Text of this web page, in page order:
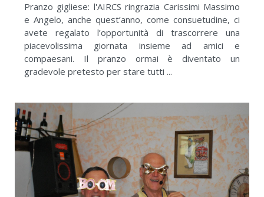
Pranzo gigliese: l'AIRCS ringrazia Carissimi Massimo
e Angelo, anche quest’anno, come consuetudine, ci
avete regalato l’opportunità di trascorrere una
piacevolissima giornata insieme ad amici e
compaesani. Il pranzo ormai è diventato un
gradevole pretesto per stare tutti ...